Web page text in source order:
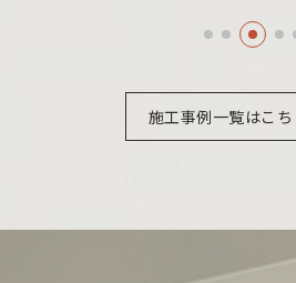
施工事例一覧はこち